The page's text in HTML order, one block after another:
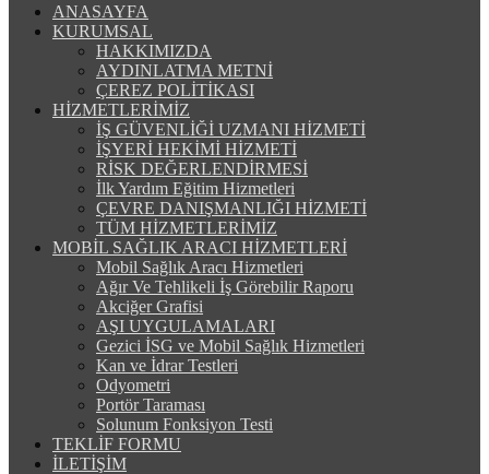
ANASAYFA
KURUMSAL
HAKKIMIZDA
AYDINLATMA METNİ
ÇEREZ POLİTİKASI
HİZMETLERİMİZ
İŞ GÜVENLİĞİ UZMANI HİZMETİ
İŞYERİ HEKİMİ HİZMETİ
RİSK DEĞERLENDİRMESİ
İlk Yardım Eğitim Hizmetleri
ÇEVRE DANIŞMANLIĞI HİZMETİ
TÜM HİZMETLERİMİZ
MOBİL SAĞLIK ARACI HİZMETLERİ
Mobil Sağlık Aracı Hizmetleri
Ağır Ve Tehlikeli İş Görebilir Raporu
Akciğer Grafisi
AŞI UYGULAMALARI
Gezici İSG ve Mobil Sağlık Hizmetleri
Kan ve İdrar Testleri
Odyometri
Portör Taraması
Solunum Fonksiyon Testi
TEKLİF FORMU
İLETİŞİM